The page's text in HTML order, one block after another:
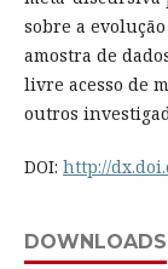
sobre a
amostra de
livre acesso de
outros
DOI: http://
DOWNLOADS